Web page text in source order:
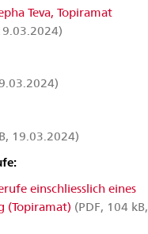
Teva, Topiramat
19.03.2024)
einschliesslich eines
(Topiramat) (PDF, 104 kB,